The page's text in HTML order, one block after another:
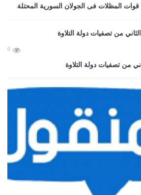
المظلات فى الجولان السورية المحتلة
0
من تصفيات دولة التلاوة